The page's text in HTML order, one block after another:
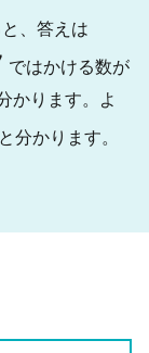
、答えは
ではかける数が
かります。よ
分かります。